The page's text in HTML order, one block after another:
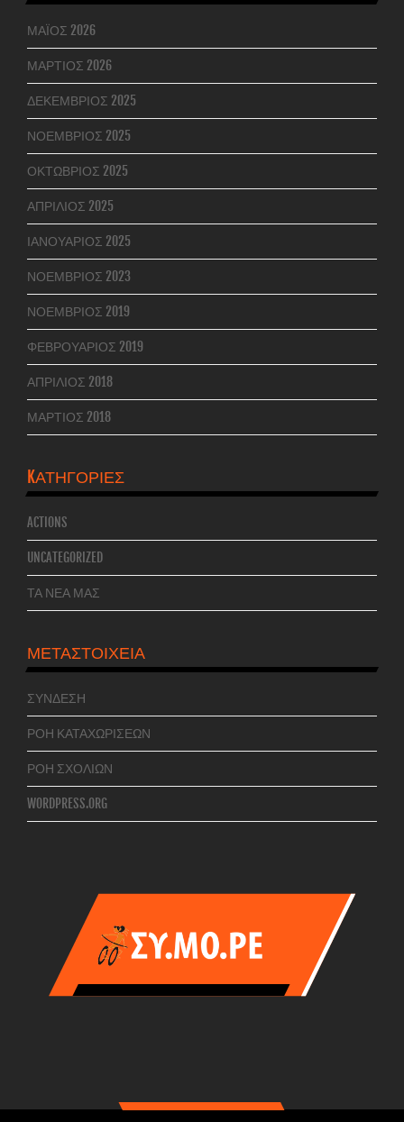
ΜΆΙΟΣ 2026
ΜΆΡΤΙΟΣ 2026
ΔΕΚΈΜΒΡΙΟΣ 2025
ΝΟΈΜΒΡΙΟΣ 2025
ΟΚΤΏΒΡΙΟΣ 2025
ΑΠΡΊΛΙΟΣ 2025
ΙΑΝΟΥΆΡΙΟΣ 2025
ΝΟΈΜΒΡΙΟΣ 2023
ΝΟΈΜΒΡΙΟΣ 2019
ΦΕΒΡΟΥΆΡΙΟΣ 2019
ΑΠΡΊΛΙΟΣ 2018
ΜΆΡΤΙΟΣ 2018
KΑΤΗΓΟΡΊΕΣ
ACTIONS
UNCATEGORIZED
ΤΑ ΝΕΑ ΜΑΣ
ΜΕΤΑΣΤΟΙΧΕΊΑ
ΣΎΝΔΕΣΗ
ΡΟΉ ΚΑΤΑΧΩΡΊΣΕΩΝ
ΡΟΉ ΣΧΟΛΊΩΝ
WORDPRESS.ORG